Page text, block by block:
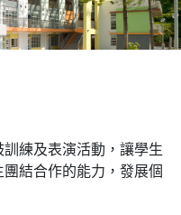
訓練及表演活動，讓學生
結合作的能力，發展個